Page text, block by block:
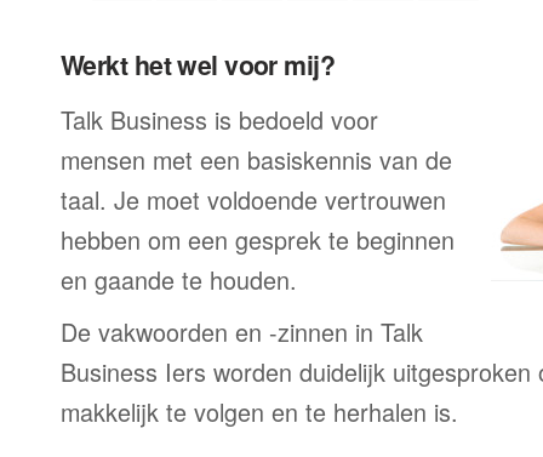
Werkt het wel voor mij?
Talk Business is bedoeld voor
mensen met een basiskennis van de
taal. Je moet voldoende vertrouwen
hebben om een gesprek te beginnen
en gaande te houden.
De vakwoorden en -zinnen in Talk
Business Iers worden duidelijk uitgesproken
makkelijk te volgen en te herhalen is.